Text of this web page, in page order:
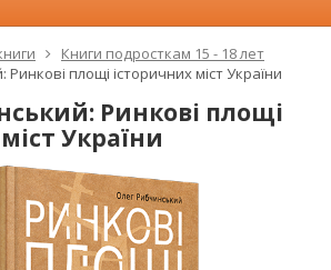
Книги подросткам 15 - 18 лет
площі історичних міст України
Ринкові площі
України